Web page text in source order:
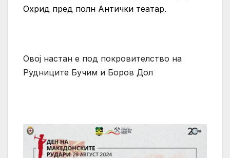
Охрид пред полн Антички театар.
Овој настан е под покровителство на
Рудниците Бучим и Боров Дол